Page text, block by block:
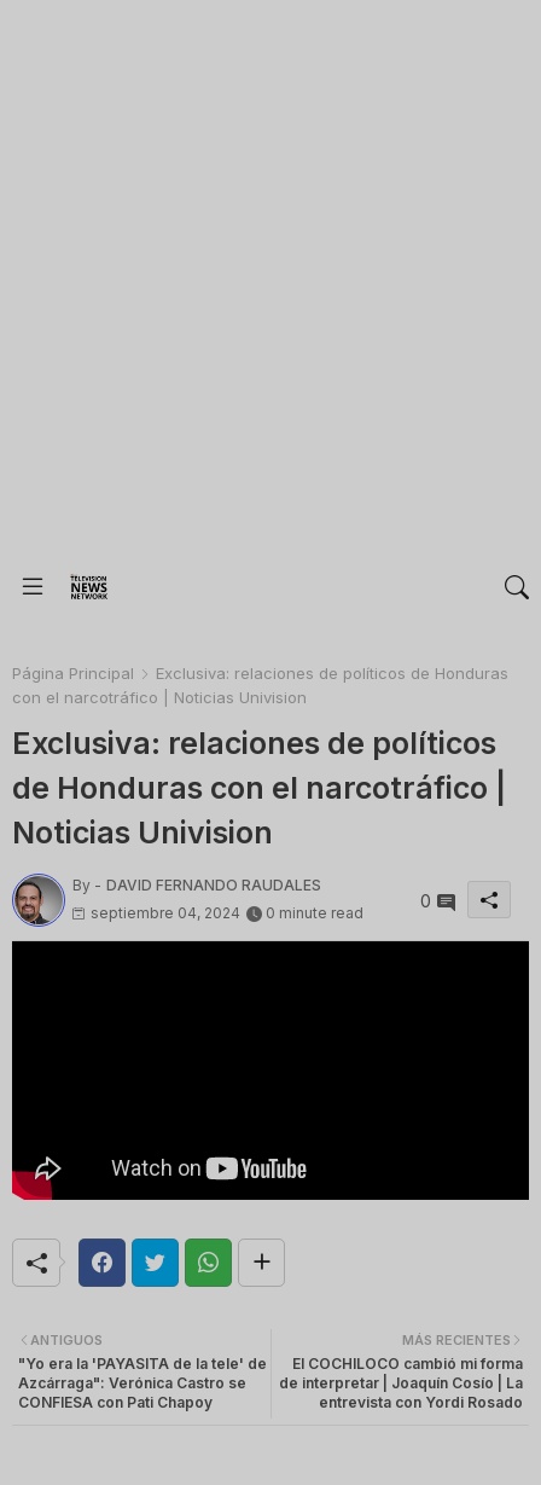
Página Principal
Exclusiva: relaciones de políticos de Honduras
con el narcotráfico | Noticias Univision
Exclusiva: relaciones de políticos
de Honduras con el narcotráfico |
Noticias Univision
By - DAVID FERNANDO RAUDALES
septiembre 04, 2024
0 minute read
0
MÁS RECIENTES
El COCHILOCO cambió mi forma
de interpretar | Joaquín Cosío | La
entrevista con Yordi Rosado
ANTIGUOS
"Yo era la 'PAYASITA de la tele' de
Azcárraga": Verónica Castro se
CONFIESA con Pati Chapoy